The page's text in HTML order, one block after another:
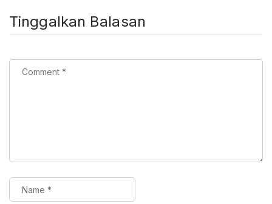
Tinggalkan Balasan